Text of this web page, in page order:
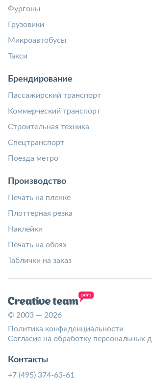
Фургоны
Грузовики
Микроавтобусы
Такси
Брендирование
Пассажирский транспорт
Коммерческий транспорт
Строительная техника
Спецтранспорт
Поезда метро
Производство
Печать на пленке
Плоттерная резка
Наклейки
Печать на обоях
Таблички на заказ
© 2003 — 2026
Политика конфиденциальности
Согласие на обработку персональных
Контакты
+7 (495) 374-63-61